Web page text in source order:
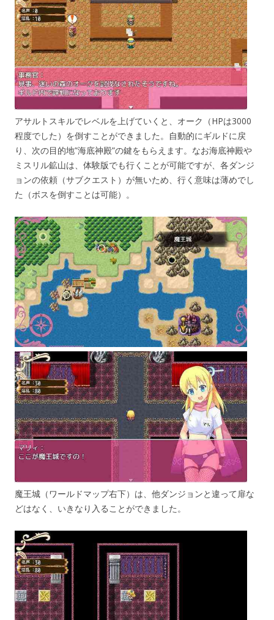
アサルトスキルでレベルを上げていくと、オーク（HPは3000
程度でした）を倒すことができました。自動的にギルドに戻
り、次の目的地”海底神殿”の鍵をもらえます。なお海底神殿や
ミスリル鉱山は、体験版でも行くことが可能ですが、各ダンジ
ョンの依頼（サブクエスト）が無いため、行く意味は薄めでし
た（ボスを倒すことは可能）。
魔王城（ワールドマップ右下）は、他ダンジョンと違って扉な
どはなく、いきなり入ることができました。